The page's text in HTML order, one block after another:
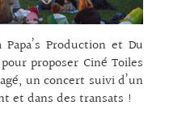
Production et Du
proposer Ciné Toiles
un concert suivi d’un
et dans des transats !